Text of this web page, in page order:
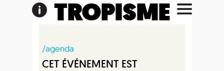
TROPISME
/agenda
CET ÉVÉNEMENT EST